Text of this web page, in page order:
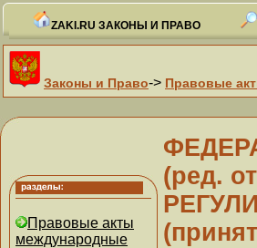
ZAKI.RU ЗАКОНЫ И ПРАВО
Законы и Право-> Правовые
Правовые акты
международные
(ред.